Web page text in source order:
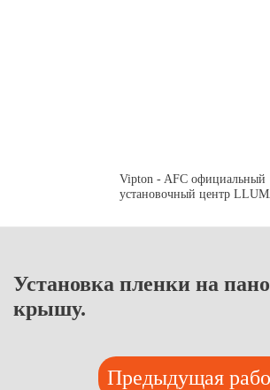
Vipton - AFC официальный
установочный центр
Установка пленки на
крышу.
Предыдущая